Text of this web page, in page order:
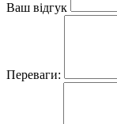
Ваш відгук
Переваги: